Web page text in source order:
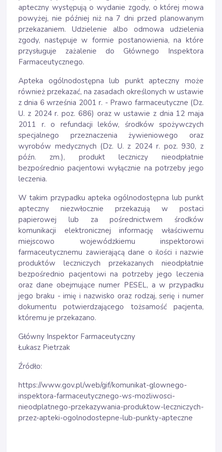
apteczny występują o wydanie zgody, o której mowa
powyżej, nie później niż na 7 dni przed planowanym
przekazaniem. Udzielenie albo odmowa udzielenia
zgody, następuje w formie postanowienia, na które
przysługuje zażalenie do Głównego Inspektora
Farmaceutycznego.
Apteka ogólnodostępna lub punkt apteczny może
również przekazać, na zasadach określonych w ustawie
z dnia 6 września 2001 r. - Prawo farmaceutyczne (Dz.
U. z 2024 r. poz. 686) oraz w ustawie z dnia 12 maja
2011 r. o refundacji leków, środków spożywczych
specjalnego przeznaczenia żywieniowego oraz
wyrobów medycznych (Dz. U. z 2024 r. poz. 930, z
późn. zm.), produkt leczniczy nieodpłatnie
bezpośrednio pacjentowi wyłącznie na potrzeby jego
leczenia.
W takim przypadku apteka ogólnodostępna lub punkt
apteczny niezwłocznie przekazują w postaci
papierowej lub za pośrednictwem środków
komunikacji elektronicznej informację właściwemu
miejscowo wojewódzkiemu inspektorowi
farmaceutycznemu zawierającą dane o ilości i nazwie
produktów leczniczych przekazanych nieodpłatnie
bezpośrednio pacjentowi na potrzeby jego leczenia
oraz dane obejmujące numer PESEL, a w przypadku
jego braku - imię i nazwisko oraz rodzaj, serię i numer
dokumentu potwierdzającego tożsamość pacjenta,
któremu je przekazano.
Główny Inspektor Farmaceutyczny
Łukasz Pietrzak
Źródło:
https://www.gov.pl/web/gif/komunikat-glownego-
inspektora-farmaceutycznego-ws-mozliwosci-
nieodplatnego-przekazywania-produktow-leczniczych-
przez-apteki-ogolnodostepne-lub-punkty-apteczne